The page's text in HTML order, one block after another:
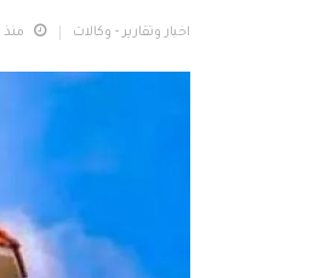
اخبار وتقارير - وكالات منذ 5 أشهر